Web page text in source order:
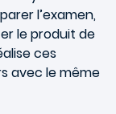
l’examen,
le produit de
ces
avec le même